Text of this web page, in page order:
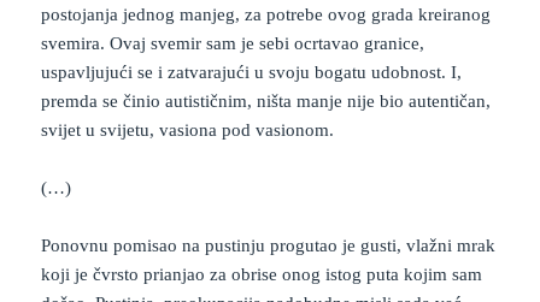
postojanja jednog manjeg, za potrebe ovog grada kreiranog
svemira. Ovaj svemir sam je sebi ocrtavao granice,
uspavljujući se i zatvarajući u svoju bogatu udobnost. I,
premda se činio autističnim, ništa manje nije bio autentičan,
svijet u svijetu, vasiona pod vasionom.
(…)
Ponovnu pomisao na pustinju progutao je gusti, vlažni mrak
koji je čvrsto prianjao za obrise onog istog puta kojim sam